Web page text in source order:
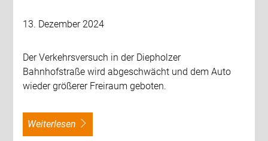
13. Dezember 2024
Der Verkehrsversuch in der Diepholzer
Bahnhofstraße wird abgeschwächt und dem Auto
wieder größerer Freiraum geboten.
weiterlesen